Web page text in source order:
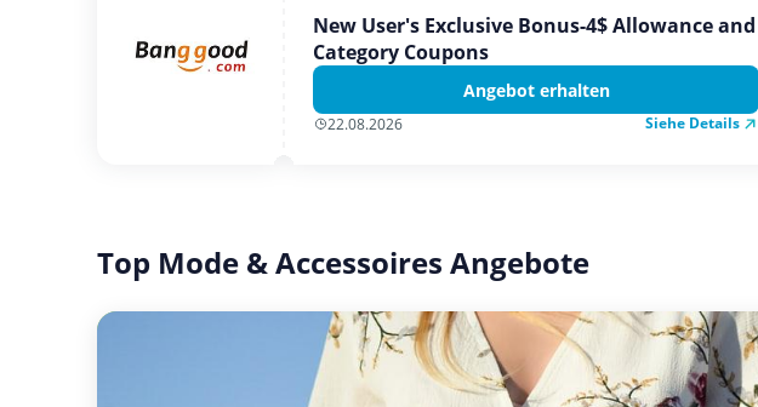
New User's Exclusive Bonus-4$ Allowance and
Category Coupons
Angebot erhalten
22.08.2026 Siehe Details
Top Mode & Accessoires Angebote